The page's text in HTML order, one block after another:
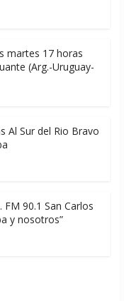
martes 17 horas
(Arg.-Uruguay-
Al Sur del Rio Bravo
90.1 San Carlos
y nosotros”